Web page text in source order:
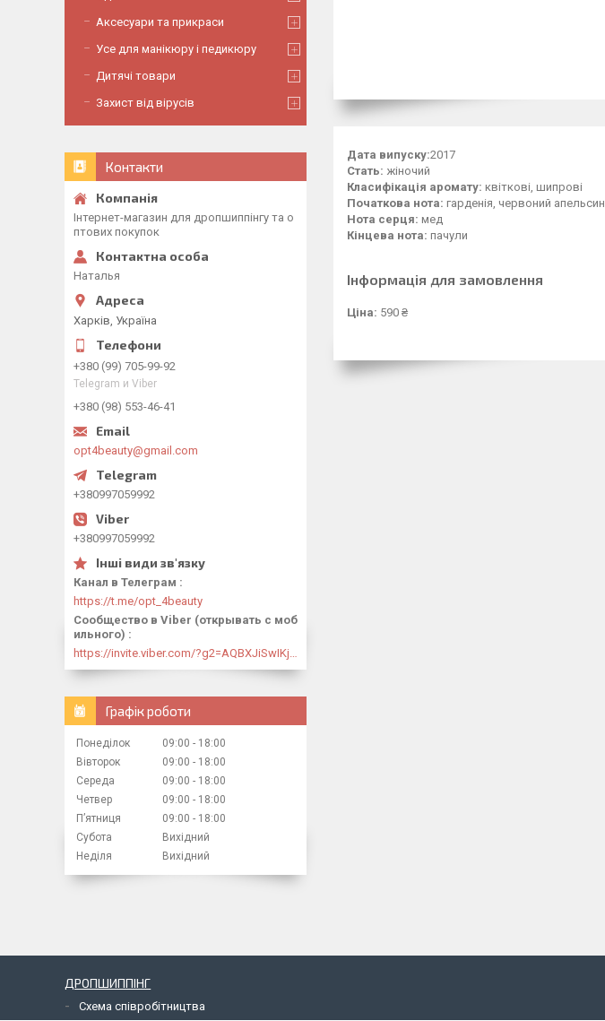
Дата випуску:2017
Стать: жіночий
Класифікація аромату: квіткові, шипрові
Початкова нота: гарденія, червоний апельсин
Нота серця: мед
Кінцева нота: пачули
Інформація для замовлення
Ціна: 590 ₴
Аксесуари та прикраси
Усе для манікюру і педикюру
Дитячі товари
Захист від вірусів
Контакти
Інтернет-магазин для дропшиппінгу та о
птових покупок
Наталья
Харків, Україна
+380 (99) 705-99-92
Telegram и Viber
+380 (98) 553-46-41
opt4beauty@gmail.com
+380997059992
+380997059992
Канал в Телеграм
https://t.me/opt_4beauty
Сообщество в Viber (открывать с моб
ильного)
Графік роботи
Понеділок 09:00
18:00
Вівторок
09:00
18:00
Середа
09:00
18:00
Четвер
09:00
18:00
Пʼятниця
09:00
18:00
Субота
Вихідний
Неділя
Вихідний
ДРОПШИППІНГ
Схема співробітництва